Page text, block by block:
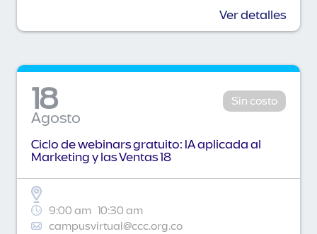
Ver detalles
18
Agosto
Sin costo
Ciclo de webinars gratuito: IA aplicada al
Marketing y las Ventas 18
9:00 am 10:30 am
campusvirtual@ccc.org.co